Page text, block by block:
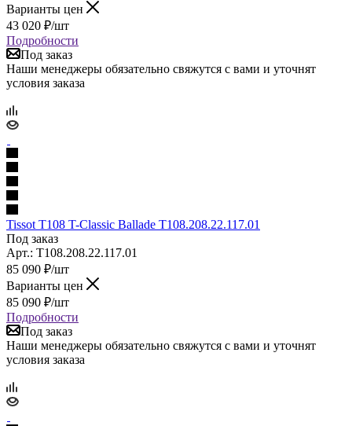
Варианты цен
43 020 ₽/шт
Подробности
Под заказ
Наши менеджеры обязательно свяжутся с вами и уточнят
условия заказа
Tissot T108 T-Classic Ballade T108.208.22.117.01
Под заказ
Арт.: T108.208.22.117.01
85 090 ₽/шт
Варианты цен
85 090 ₽/шт
Подробности
Под заказ
Наши менеджеры обязательно свяжутся с вами и уточнят
условия заказа